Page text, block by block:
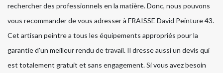
rechercher des professionnels en la matière. Donc, nous pouvons
vous recommander de vous adresser à FRAISSE David Peinture 43.
Cet artisan peintre a tous les équipements appropriés pour la
garantie d'un meilleur rendu de travail. Il dresse aussi un devis qui
est totalement gratuit et sans engagement. Si vous avez besoin